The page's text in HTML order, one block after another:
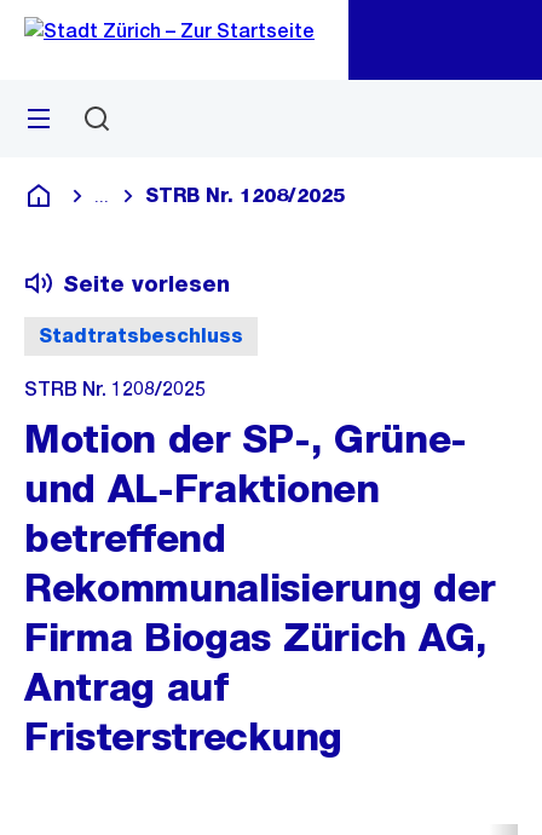
Navigation
Sprunglink
Menü
Deutsch
Blende alle Breadcrumbs ein
STRB Nr. 1208/2025
Stadtratsbeschluss
Seite vorlesen
STRB Nr. 1208/2025
Motion der SP-, Grüne-
und AL-Fraktionen
betreffend
Rekommunalisierung der
Firma Biogas Zürich AG,
Antrag auf
Fristerstreckung